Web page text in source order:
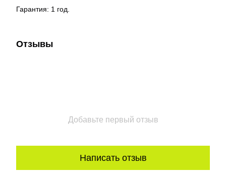
Гарантия: 1 год.
Отзывы
Добавьте первый отзыв
Написать отзыв